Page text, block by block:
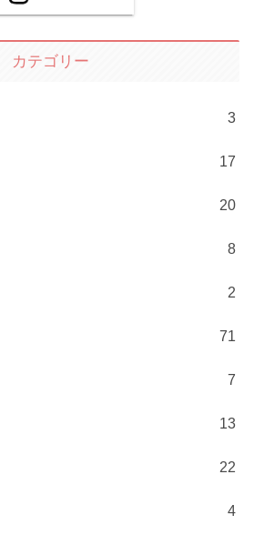
カテゴリー
3
17
20
8
2
71
7
13
22
4